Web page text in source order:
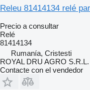
Releu 81414134 relé
Precio a consultar
Relé
81414134
Rumanía, Cristesti
ROYAL DRU AGRO S.R.L.
Contacte con el vendedor